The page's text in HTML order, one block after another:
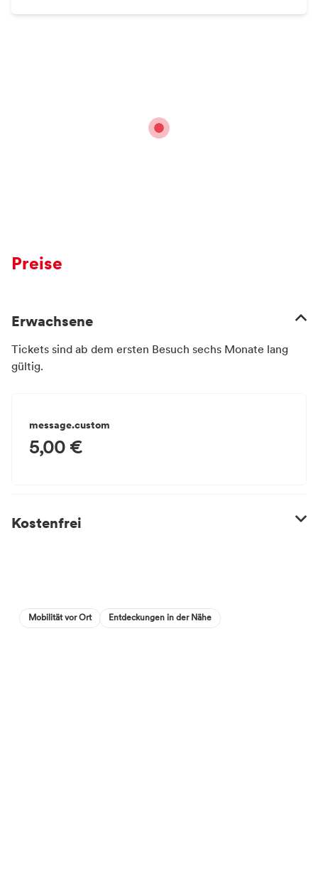
Preise
Erwachsene
Tickets sind ab dem ersten Besuch sechs Monate lang
gültig.
message.custom
5,00 €
Kostenfrei
Mitglieder von ICOM und AICA gegen Vorlage eines
Mobilität vor Ort Entdeckungen in der Nähe